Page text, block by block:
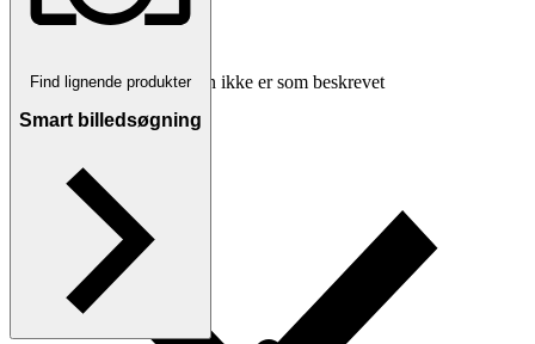
Erstatning hvis varen ikke er som beskrevet
Find lignende produkter
Smart billedsøgning